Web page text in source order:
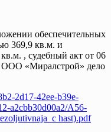
обеспечительных
369,9 кв.м. и
, судебный акт от 06
ООО «Миралстрой» дело
2d17-42ee-b39e-
a2cbb30d00a2/A56-
hast).pdf